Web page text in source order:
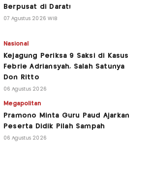
Berpusat di Darat!
07 Agustus 2026 WIB
Nasional
Kejagung Periksa 9 Saksi di Kasus
Febrie Adriansyah, Salah Satunya
Don Ritto
06 Agustus 2026
Megapolitan
Pramono Minta Guru Paud Ajarkan
Peserta Didik Pilah Sampah
06 Agustus 2026